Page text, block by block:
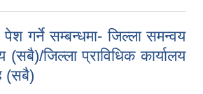
गर्ने सम्बन्धमा- जिल्ला समन्वय
(सबै)/जिल्ला प्राविधिक कार्यालय
(सबै)